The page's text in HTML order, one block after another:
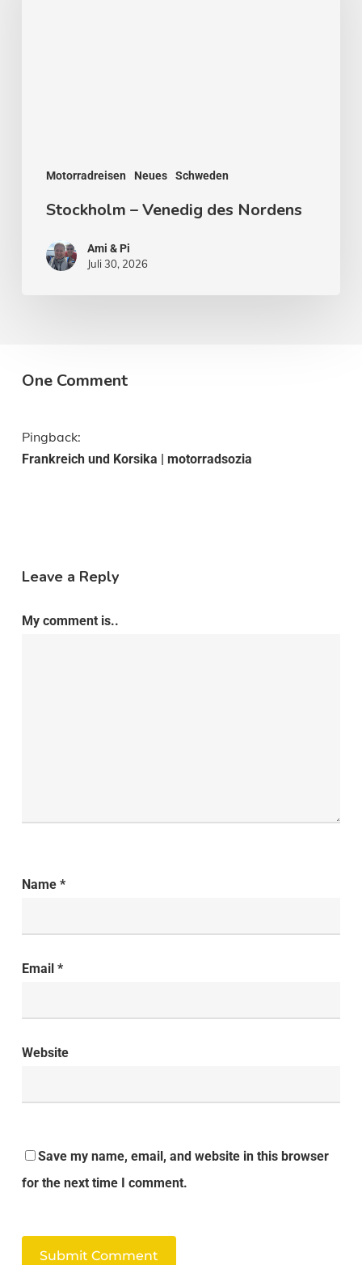
Motorradreisen Neues Schweden
Stockholm – Venedig des Nordens
Ami & Pi
Juli 30, 2026
One Comment
Pingback:
Frankreich und Korsika | motorradsozia
Leave a Reply
My comment is..
Name *
Email *
Website
Save my name, email, and website in this browser
for the next time I comment.